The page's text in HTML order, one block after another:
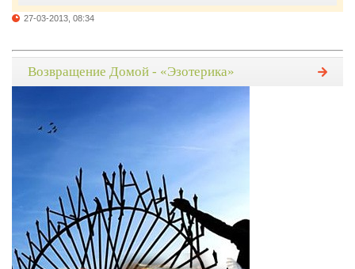
27-03-2013, 08:34
Возвращение Домой - «Эзотерика»